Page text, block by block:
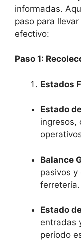
informadas.
paso para
efectivo:
Paso 1:
Estados
Estado
ingresos,
Balance
pasivos y
ferretería.
Estado
entradas
período